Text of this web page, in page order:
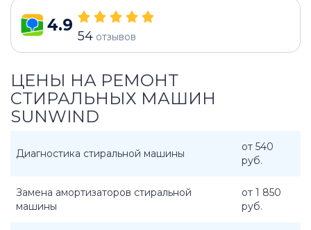
4.9
54 отзывов
ЦЕНЫ НА РЕМОНТ
СТИРАЛЬНЫХ МАШИН
SUNWIND
Диагностика стиральной машины
от 540
руб.
Замена амортизаторов стиральной
машины
от 1 850
руб.